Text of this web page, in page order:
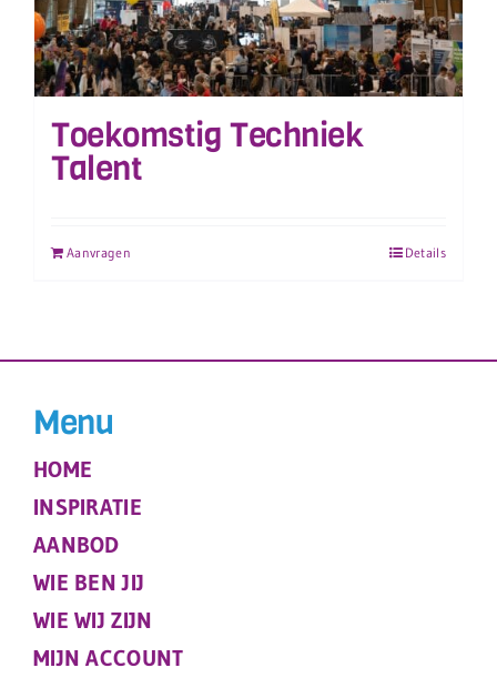
Toekomstig Techniek
Talent
Aanvragen Details
Menu
HOME
INSPIRATIE
AANBOD
WIE BEN JIJ
WIE WIJ ZIJN
MIJN ACCOUNT